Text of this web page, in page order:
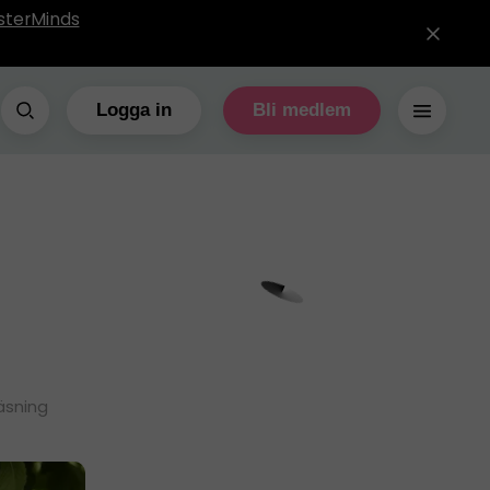
Logga in Bli medlem